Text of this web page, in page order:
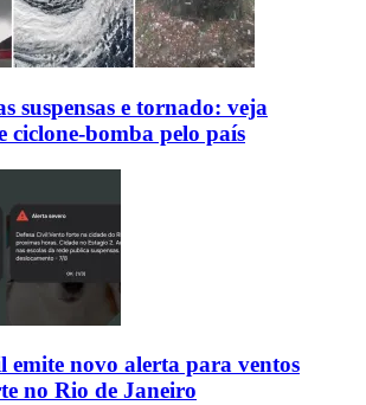
suspensas e tornado: veja
ciclone-bomba pelo país
emite novo alerta para ventos
no Rio de Janeiro